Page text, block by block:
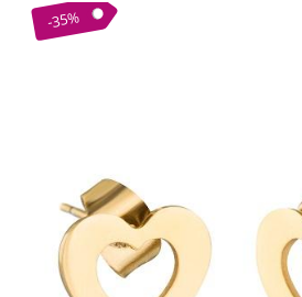
Brose
Tiare
Reduceri
Cele mai noi
Cele mai vandute
-35%